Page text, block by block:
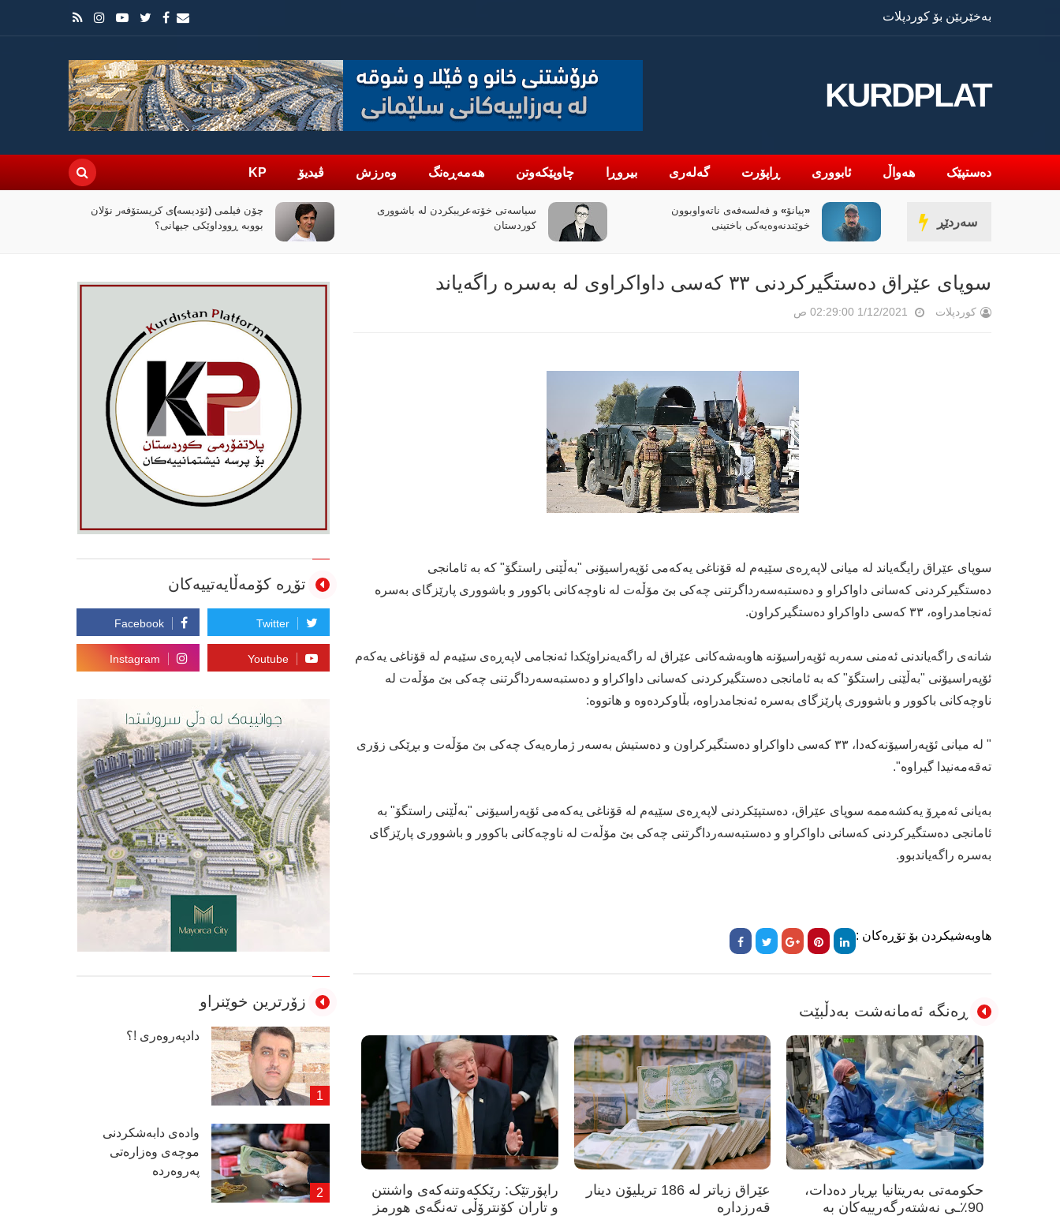
بەخێربێن بۆ کوردپلات
KURDPLAT
دەستپێک هەواڵ ئابووری ڕاپۆرت گەلەری بیروڕا چاوپێکەوتن هەمەڕەنگ وەرزش ڤیدیۆ KP
سەردێڕباختینی
سیاسەتی خۆتەعریبکردن لە باشووری
کوردستان
چۆن فیلمی (ئۆدیسە)ی کریستۆفەر نۆلان
بووبە ڕووداوێکی جیهانی؟
راپۆرتێک: رێککەوتنەکەی واشنتن و تاران
کۆنترۆڵی تەنگەی هورمز دەداتە دەست
سوپای عێراق دەستگیرکردنی ٣٣ کەسی داواکراوی لە بەسرە راگەیاند
کوردپلات 1/12/2021 02:29:00 ص
سوپای عێراق رایگەیاند لە میانی لاپەڕەی سێیەم لە قۆناغی یەکەمی ئۆپەراسیۆنی "بەڵێنی راستگۆ" کە بە ئامانجی
دەستگیرکردنی کەسانی داواکراو و دەستبەسەرداگرتنی چەکی بێ مۆڵەت لە ناوچەکانی باکوور و باشووری پارێزگای بەسرە
ئەنجامدراوە، ٣٣ کەسی داواکراو دەستگیرکراون.
شانەی راگەیاندنی ئەمنی سەربە ئۆپەراسیۆنە ھاوبەشەکانی عێراق لە راگەیەنراوێکدا ئەنجامی لاپەڕەی سێیەم لە قۆناغی یەکەم
ئۆپەراسیۆنی "بەڵێنی راستگۆ" کە بە ئامانجی دەستگیرکردنی کەسانی داواکراو و دەستبەسەرداگرتنی چەکی بێ مۆڵەت لە
ناوچەکانی باکوور و باشووری پارێزگای بەسرە ئەنجامدراوە، بڵاوکردەوە و ھاتووە:
" لە میانی ئۆپەراسیۆنەکەدا، ٣٣ کەسی داواکراو دەستگیرکراون و دەستیش بەسەر ژمارەیەک چەکی بێ مۆڵەت و بڕێکی زۆری
تەقەمەنیدا گیراوە".
بەیانی ئەمڕۆ یەکشەممە سوپای عێراق، دەستپێکردنی لاپەڕەی سێیەم لە قۆناغی یەکەمی ئۆپەراسیۆنی "بەڵێنی راستگۆ" بە
ئامانجی دەستگیرکردنی کەسانی داواکراو و دەستبەسەرداگرتنی چەکی بێ مۆڵەت لە ناوچەکانی باکوور و باشووری پارێزگای
بەسرە راگەیاندبوو.
هاوبەشیکردن بۆ تۆڕەکان :
ڕەنگە ئەمانەشت بەدڵبێت
راپۆرتێک: رێککەوتنەکەی واشنتن
و تاران کۆنترۆڵی تەنگەی هورمز
عێراق زیاتر لە 186 تریلیۆن دینار
قەرزدارە
حکومەتی بەریتانیا بڕیار دەدات،
90٪ـی نەشتەرگەرییەکان بە
تۆڕە کۆمەڵایەتییەکان
زۆرترین خوێنراو
دادپەروەری !؟
وادەی دابەشكردنی
موچەی وەزارەتی
پەروەردە